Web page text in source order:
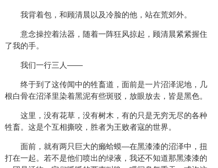
我背着包，和顾清晨以及冷脸的他，站在荒郊外。
意念操控着法器，随着一阵狂风掠起，顾清晨紧紧握住
了我的手。
我们一行三人——
终于到了这传闻中的牲畜道，面前是一片沼泽泥地，几
根白骨在沼泽里染着黑泥有些斑驳，放眼放去，皆是黑色。
这里，没有花草，没有树木，有的只是无穷无尽的各种
牲畜。这是个互相撕咬，胜者为王败者寇的世界。
面前，就有两只巨大的癞蛤蟆—在黑漆漆的沼泽中，扭
打在一起。若不是他们喷出的绿液，我还不知道那黑漆漆的